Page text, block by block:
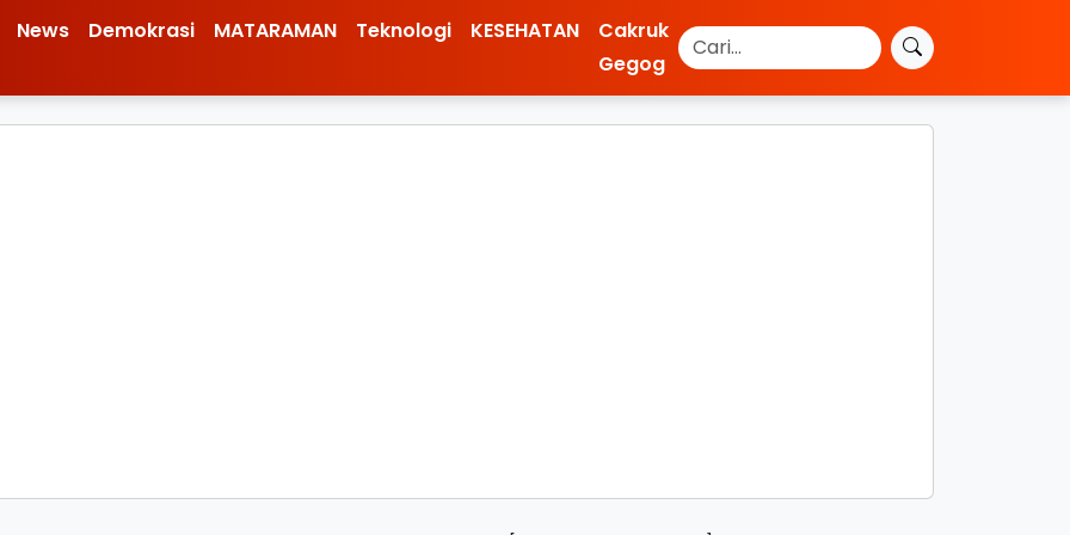
News Demokrasi MATARAMAN Teknologi KESEHATAN
Cakruk
Gegog